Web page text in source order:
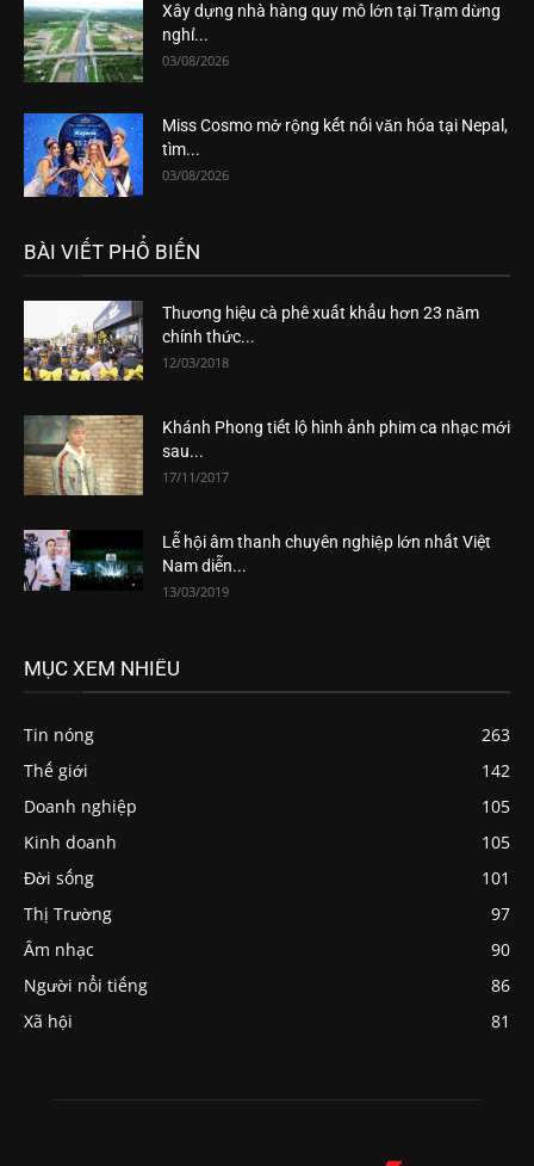
Xây dựng nhà hàng quy mô lớn tại Trạm dừng
nghỉ...
03/08/2026
Miss Cosmo mở rộng kết nối văn hóa tại Nepal,
tìm...
03/08/2026
BÀI VIẾT PHỔ BIẾN
Thương hiệu cà phê xuất khẩu hơn 23 năm
chính thức...
12/03/2018
Khánh Phong tiết lộ hình ảnh phim ca nhạc mới
sau...
17/11/2017
Lễ hội âm thanh chuyên nghiệp lớn nhất Việt
Nam diễn...
13/03/2019
MỤC XEM NHIỀU
Tin nóng
263
Thế giới
142
Doanh nghiệp
105
Kinh doanh
105
Đời sống
101
Thị Trường
97
Âm nhạc
90
Người nổi tiếng
86
Xã hội
81